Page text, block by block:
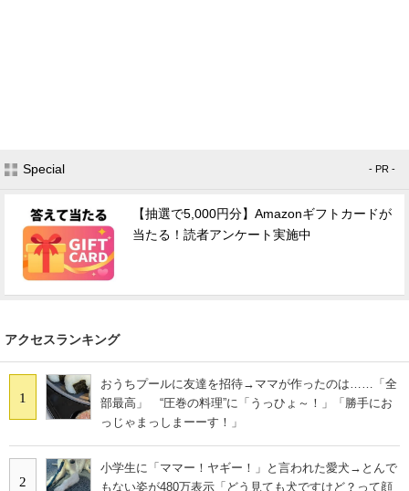
Special - PR -
【抽選で5,000円分】Amazonギフトカードが
当たる！読者アンケート実施中
アクセスランキング
1
おうちプールに友達を招待→ママが作ったのは……「全
部最高」 “圧巻の料理”に「うっひょ～！」「勝手にお
っじゃまっしまーーす！」
2
小学生に「ママー！ヤギー！」と言われた愛犬→とんで
もない姿が480万表示「どう見ても犬ですけど？って顔